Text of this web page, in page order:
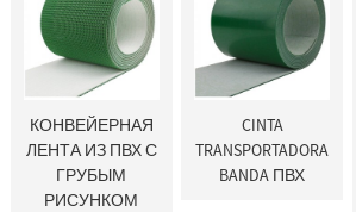
КОНВЕЙЕРНАЯ
ЛЕНТА ИЗ ПВХ С
ГРУБЫМ
РИСУНКОМ
CINTA
TRANSPORTADORA
BANDA ПВХ